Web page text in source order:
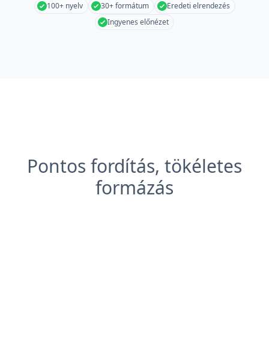
100+ nyelv 30+ formátum
Eredeti elrendezés
Ingyenes előnézet
Pontos fordítás, tökéletes
formázás